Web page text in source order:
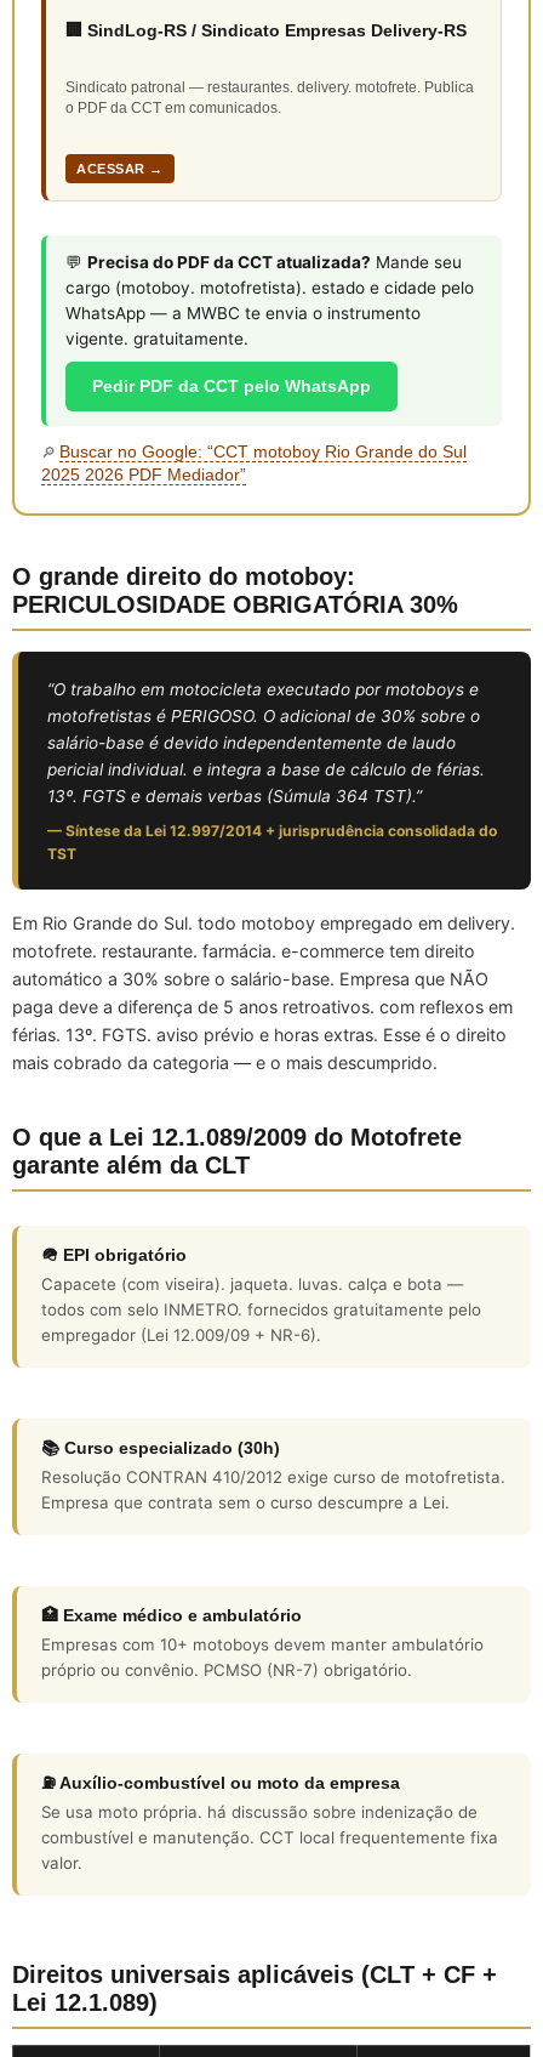
🏢 SindLog-RS / Sindicato Empresas Delivery-RS
Sindicato patronal — restaurantes. delivery. motofrete. Publica
o PDF da CCT em comunicados.
ACESSAR →
💬 Precisa do PDF da CCT atualizada? Mande seu
cargo (motoboy. motofretista). estado e cidade pelo
WhatsApp — a MWBC te envia o instrumento
vigente. gratuitamente.
Pedir PDF da CCT pelo WhatsApp
🔎 Buscar no Google: “CCT motoboy Rio Grande do Sul
2025 2026 PDF Mediador”
O grande direito do motoboy:
PERICULOSIDADE OBRIGATÓRIA 30%
“O trabalho em motocicleta executado por motoboys e
motofretistas é PERIGOSO. O adicional de 30% sobre o
salário-base é devido independentemente de laudo
pericial individual. e integra a base de cálculo de férias.
13º. FGTS e demais verbas (Súmula 364 TST).”
— Síntese da Lei 12.997/2014 + jurisprudência consolidada do
TST
Em Rio Grande do Sul. todo motoboy empregado em delivery.
motofrete. restaurante. farmácia. e-commerce tem direito
automático a 30% sobre o salário-base. Empresa que NÃO
paga deve a diferença de 5 anos retroativos. com reflexos em
férias. 13º. FGTS. aviso prévio e horas extras. Esse é o direito
mais cobrado da categoria — e o mais descumprido.
O que a Lei 12.1.089/2009 do Motofrete
garante além da CLT
🪖 EPI obrigatório
Capacete (com viseira). jaqueta. luvas. calça e bota —
todos com selo INMETRO. fornecidos gratuitamente pelo
empregador (Lei 12.009/09 + NR-6).
📚 Curso especializado (30h)
Resolução CONTRAN 410/2012 exige curso de motofretista.
Empresa que contrata sem o curso descumpre a Lei.
🏥 Exame médico e ambulatório
Empresas com 10+ motoboys devem manter ambulatório
próprio ou convênio. PCMSO (NR-7) obrigatório.
⛽ Auxílio-combustível ou moto da empresa
Se usa moto própria. há discussão sobre indenização de
combustível e manutenção. CCT local frequentemente fixa
valor.
Direitos universais aplicáveis (CLT + CF +
Lei 12.1.089)